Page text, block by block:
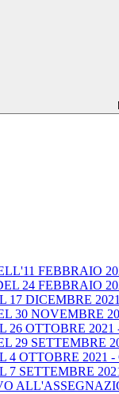
FEBBRAIO
24 FEBBRAIO
DICEMBRE
30 NOVEMBRE
OTTOBRE 2021
29 SETTEMBRE
OTTOBRE 2021
SETTEMBRE